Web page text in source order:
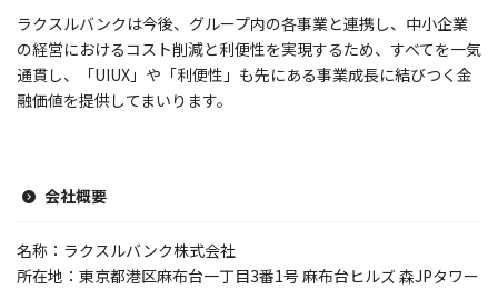
ラクスルバンクは今後、グループ内の各事業と連携し、中小企業
の経営におけるコスト削減と利便性を実現するため、すべてを一気
通貫し、「UIUX」や「利便性」も先にある事業成長に結びつく金
融価値を提供してまいります。
会社概要
名称：ラクスルバンク株式会社
所在地：東京都港区麻布台一丁目3番1号 麻布台ヒルズ 森JPタワー